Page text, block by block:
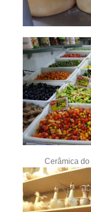
Cerâmica do